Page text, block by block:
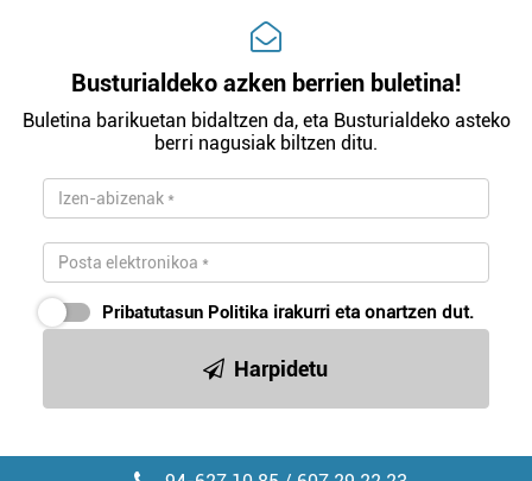
Busturialdeko azken berrien buletina!
Buletina barikuetan bidaltzen da, eta Busturialdeko asteko
berri nagusiak biltzen ditu.
Pribatutasun Politika irakurri eta onartzen dut.
Harpidetu